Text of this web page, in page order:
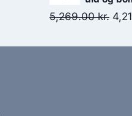
5,269.00kr.